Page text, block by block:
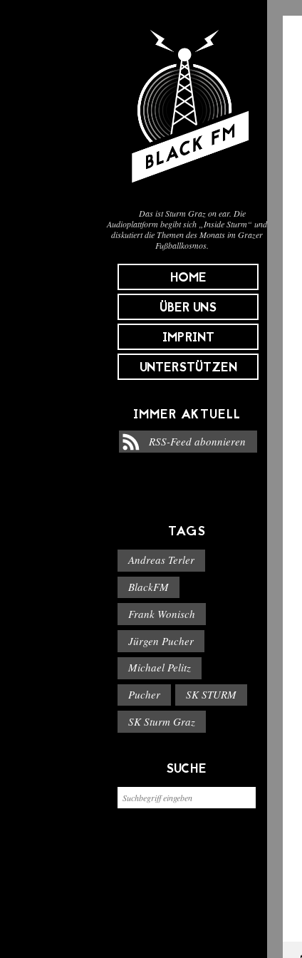
Das ist Sturm Graz on ear. Die
Audioplattform begibt sich „Inside Sturm“ und
diskutiert die Themen des Monats im Grazer
Fußballkosmos.
HOME
ÜBER UNS
IMPRINT
UNTERSTÜTZEN
IMMER AKTUELL
RSS-Feed abonnieren
TAGS
Andreas Terler
BlackFM
Frank Wonisch
Jürgen Pucher
Michael Pelitz
Pucher
SK STURM
SK Sturm Graz
SUCHE